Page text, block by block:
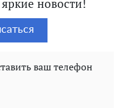
новости!
ваш телефон